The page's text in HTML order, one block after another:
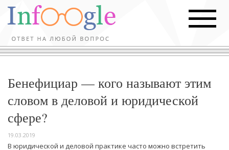
Бенефициар — кого называют этим
словом в деловой и юридической
сфере?
19.03.2019
В юридической и деловой практике часто можно встретить